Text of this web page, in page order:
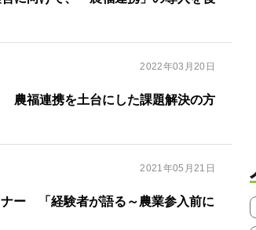
2022年03月20日
農福連携を土台にした課題解決の方
2021年05月21日
ー 「経験者が語る～農業参入前に